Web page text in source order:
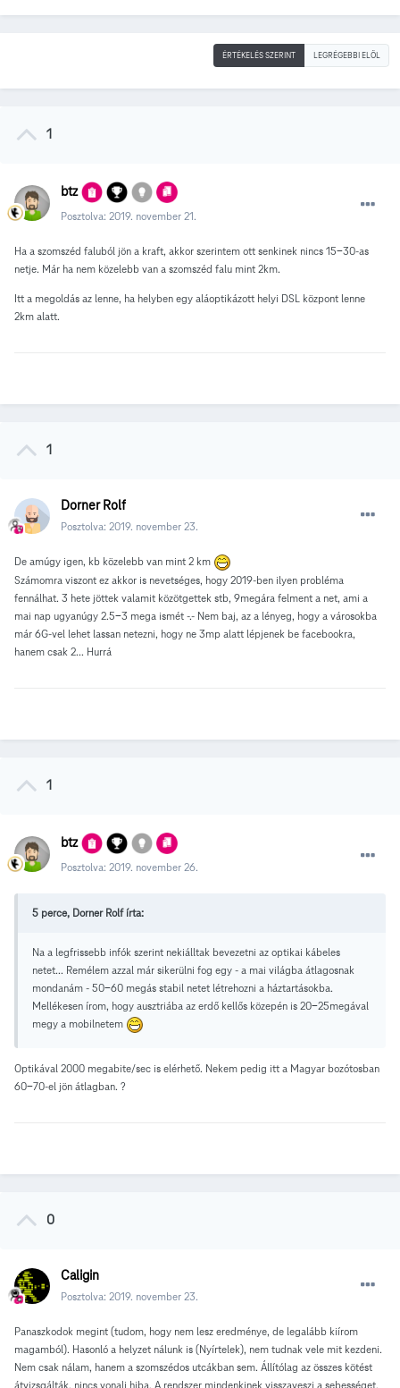
ÉRTÉKELÉS SZERINT LEGRÉGEBBI ELÖL
1
btz
Posztolva: 2019. november 21.
Ha a szomszéd faluból jön a kraft, akkor szerintem ott senkinek nincs 15-30-as
netje. Már ha nem közelebb van a szomszéd falu mint 2km.
Itt a megoldás az lenne, ha helyben egy aláoptikázott helyi DSL központ lenne
2km alatt.
1
Dorner Rolf
Posztolva: 2019. november 23.
De amúgy igen, kb közelebb van mint 2 km
Számomra viszont ez akkor is nevetséges, hogy 2019-ben ilyen probléma
fennálhat. 3 hete jöttek valamit közötgettek stb, 9megára felment a net, ami a
mai nap ugyanúgy 2.5-3 mega ismét -.- Nem baj, az a lényeg, hogy a városokba
már 6G-vel lehet lassan netezni, hogy ne 3mp alatt lépjenek be facebookra,
hanem csak 2... Hurrá
1
btz
Posztolva: 2019. november 26.
5 perce, Dorner Rolf írta:
Na a legfrissebb infók szerint nekiálltak bevezetni az optikai kábeles
netet... Remélem azzal már sikerülni fog egy - a mai világba átlagosnak
mondanám - 50-60 megás stabil netet létrehozni a háztartásokba.
Mellékesen írom, hogy ausztriába az erdő kellős közepén is 20-25megával
megy a mobilnetem
Optikával 2000 megabite/sec is elérhető. Nekem pedig itt a Magyar bozótosban
60-70-el jön átlagban. ?
0
Caligin
Posztolva: 2019. november 23.
Panaszkodok megint (tudom, hogy nem lesz eredménye, de legalább kiírom
magamból). Hasonló a helyzet nálunk is (Nyírtelek), nem tudnak vele mit kezdeni.
Nem csak nálam, hanem a szomszédos utcákban sem. Állítólag az összes kötést
átvizsgálták, nincs vonali hiba. A rendszer mindenkinek visszaveszi a sebességet.